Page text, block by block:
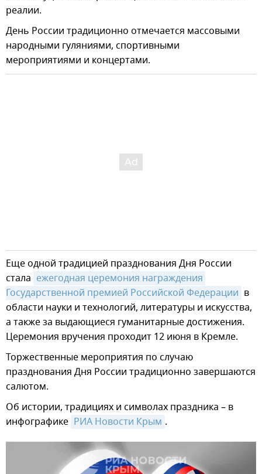
реалии.
День России традиционно отмечается массовыми
народными гуляниями, спортивными
мероприятиями и концертами.
Еще одной традицией празднования Дня России
стала ежегодная церемония награждения
Государственной премией Российской Федерации в
области науки и технологий, литературы и искусства,
а также за выдающиеся гуманитарные достижения.
Церемония вручения проходит 12 июня в Кремле.
Торжественные мероприятия по случаю
празднования Дня России традиционно завершаются
салютом.
Об истории, традициях и символах праздника – в
инфографике РИА Новости Крым .